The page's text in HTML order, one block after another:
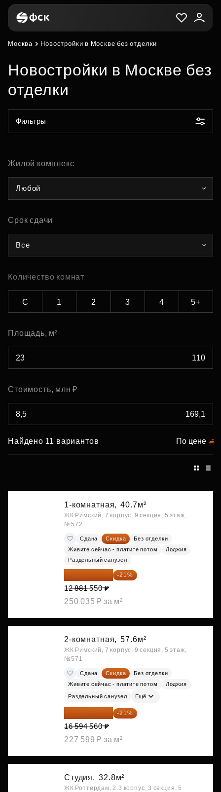
Москва Новостройки в Москве без отделки
Новостройки в Москве без
отделки
Фильтры
Жилой комплекс
Любой
Срок сдачи
Все
Количество комнат
С 1 2 3 4 5+
Площадь, м²
Стоимость, млн ₽
Найдено 11 вариантов По цене
1-комнатная, 40.7м²
ЖК Римский, 7 корпус, 9 секция, 5 этаж,
№572
Сдана Скидка
Без отделки
Живите сейчас - платите потом
Лоджия
Раздельный санузел
10 176 425 ₽ -21%
12 881 550 ₽
250 035 ₽ за м²
2-комнатная, 57.6м²
ЖК Римский, 7 корпус, 9 секция, 5 этаж,
№571
Сдана Скидка
Без отделки
Живите сейчас - платите потом
Лоджия
Раздельный санузел Ещё
13 109 702 ₽ -21%
16 594 560 ₽
227 599 ₽ за м²
Студия, 32.8м²
ЖК Роттердам, 2.3 корпус, 3 секция, 5